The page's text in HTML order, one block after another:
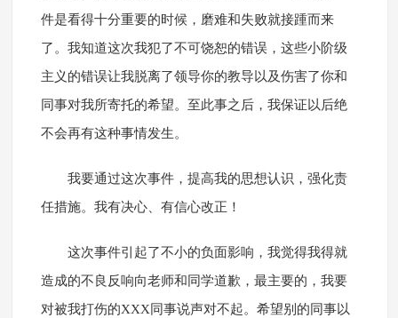
件是看得十分重要的时候，磨难和失败就接踵而来
了。我知道这次我犯了不可饶恕的错误，这些小阶级
主义的错误让我脱离了领导你的教导以及伤害了你和
同事对我所寄托的希望。至此事之后，我保证以后绝
不会再有这种事情发生。
我要通过这次事件，提高我的思想认识，强化责
任措施。我有决心、有信心改正！
这次事件引起了不小的负面影响，我觉得我得就
造成的不良反响向老师和同学道歉，最主要的，我要
对被我打伤的XXX同事说声对不起。希望别的同事以